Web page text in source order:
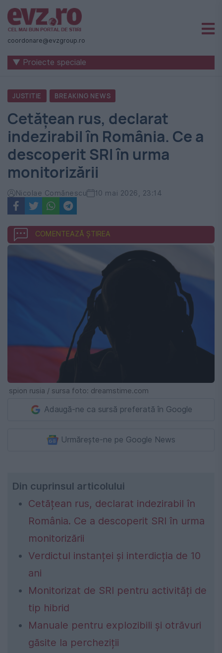
Știri
naționale
internaționale
România
-
Evenimentul
Zilei
coordonare@evzgroup.ro
▼ Proiecte speciale
JUSTITIE BREAKING NEWS
Cetățean rus, declarat
indezirabil în România. Ce a
descoperit SRI în urma
monitorizării
Nicolae Comănescu 10 mai 2026, 23:14
COMENTEAZĂ ȘTIREA
spion rusia / sursa foto: dreamstime.com
Adaugă-ne ca sursă preferată în Google
Urmărește-ne pe Google News
Din cuprinsul articolului
Cetățean rus, declarat indezirabil în
România. Ce a descoperit SRI în urma
monitorizării
Verdictul instanței și interdicția de 10
ani
Monitorizat de SRI pentru activități de
tip hibrid
Manuale pentru explozibili și otrăvuri
găsite la percheziții